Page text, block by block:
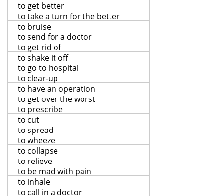
to get better
to take a turn for the better
to bruise
to send for a doctor
to get rid of
to shake it off
to go to hospital
to clear-up
to have an operation
to get over the worst
to prescribe
to cut
to spread
to wheeze
to collapse
to relieve
to be mad with pain
to inhale
to call in a doctor